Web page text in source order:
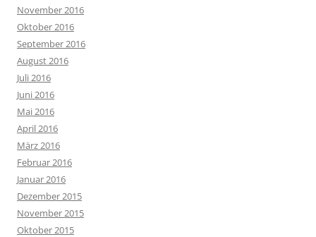
November 2016
Oktober 2016
September 2016
August 2016
Juli 2016
Juni 2016
Mai 2016
April 2016
März 2016
Februar 2016
Januar 2016
Dezember 2015
November 2015
Oktober 2015